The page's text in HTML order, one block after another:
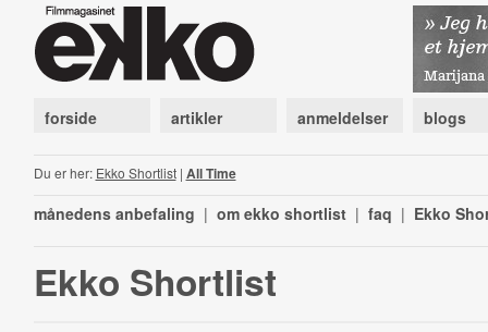
forside artikler anmeldelser blogs
Du er her: Ekko Shortlist| All Time
månedens anbefaling | om ekko shortlist | faq | Ekko
Ekko Shortlist